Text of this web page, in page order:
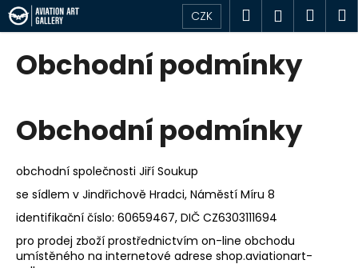
Přejít
na
obsah
CZK Hledat
Obchodní podmínky
Obchodní podmínky
obchodní společnosti Jiří Soukup
se sídlem v Jindřichově Hradci, Náměstí Míru 8
identifikační číslo: 60659467, DIČ CZ6303111694
pro prodej zboží prostřednictvím on-line obchodu
umístěného na internetové adrese shop.aviationart-
K
o
p
t
ř
e
b
u